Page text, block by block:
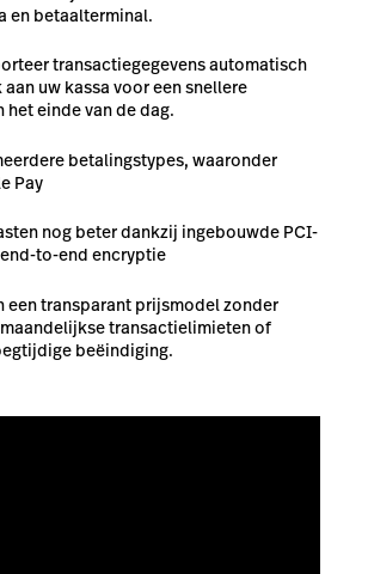
en betaalterminal.
transactiegegevens automatisch
uw kassa voor een snellere
het einde van de dag.
betalingstypes, waaronder
Pay
nog beter dankzij ingebouwde PCI-
to-end encryptie
een transparant prijsmodel zonder
transactielimieten of
beëindiging.